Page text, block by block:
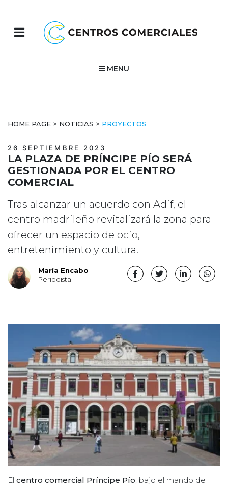
MENU
HOME PAGE > NOTICIAS > PROYECTOS
26 SEPTIEMBRE 2023
LA PLAZA DE PRÍNCIPE PÍO SERÁ
GESTIONADA POR EL CENTRO
COMERCIAL
Tras alcanzar un acuerdo con Adif, el
centro madrileño revitalizará la zona para
ofrecer un espacio de ocio,
entretenimiento y cultura.
María Encabo
Periodista
El centro comercial Príncipe Pío , bajo el mando de